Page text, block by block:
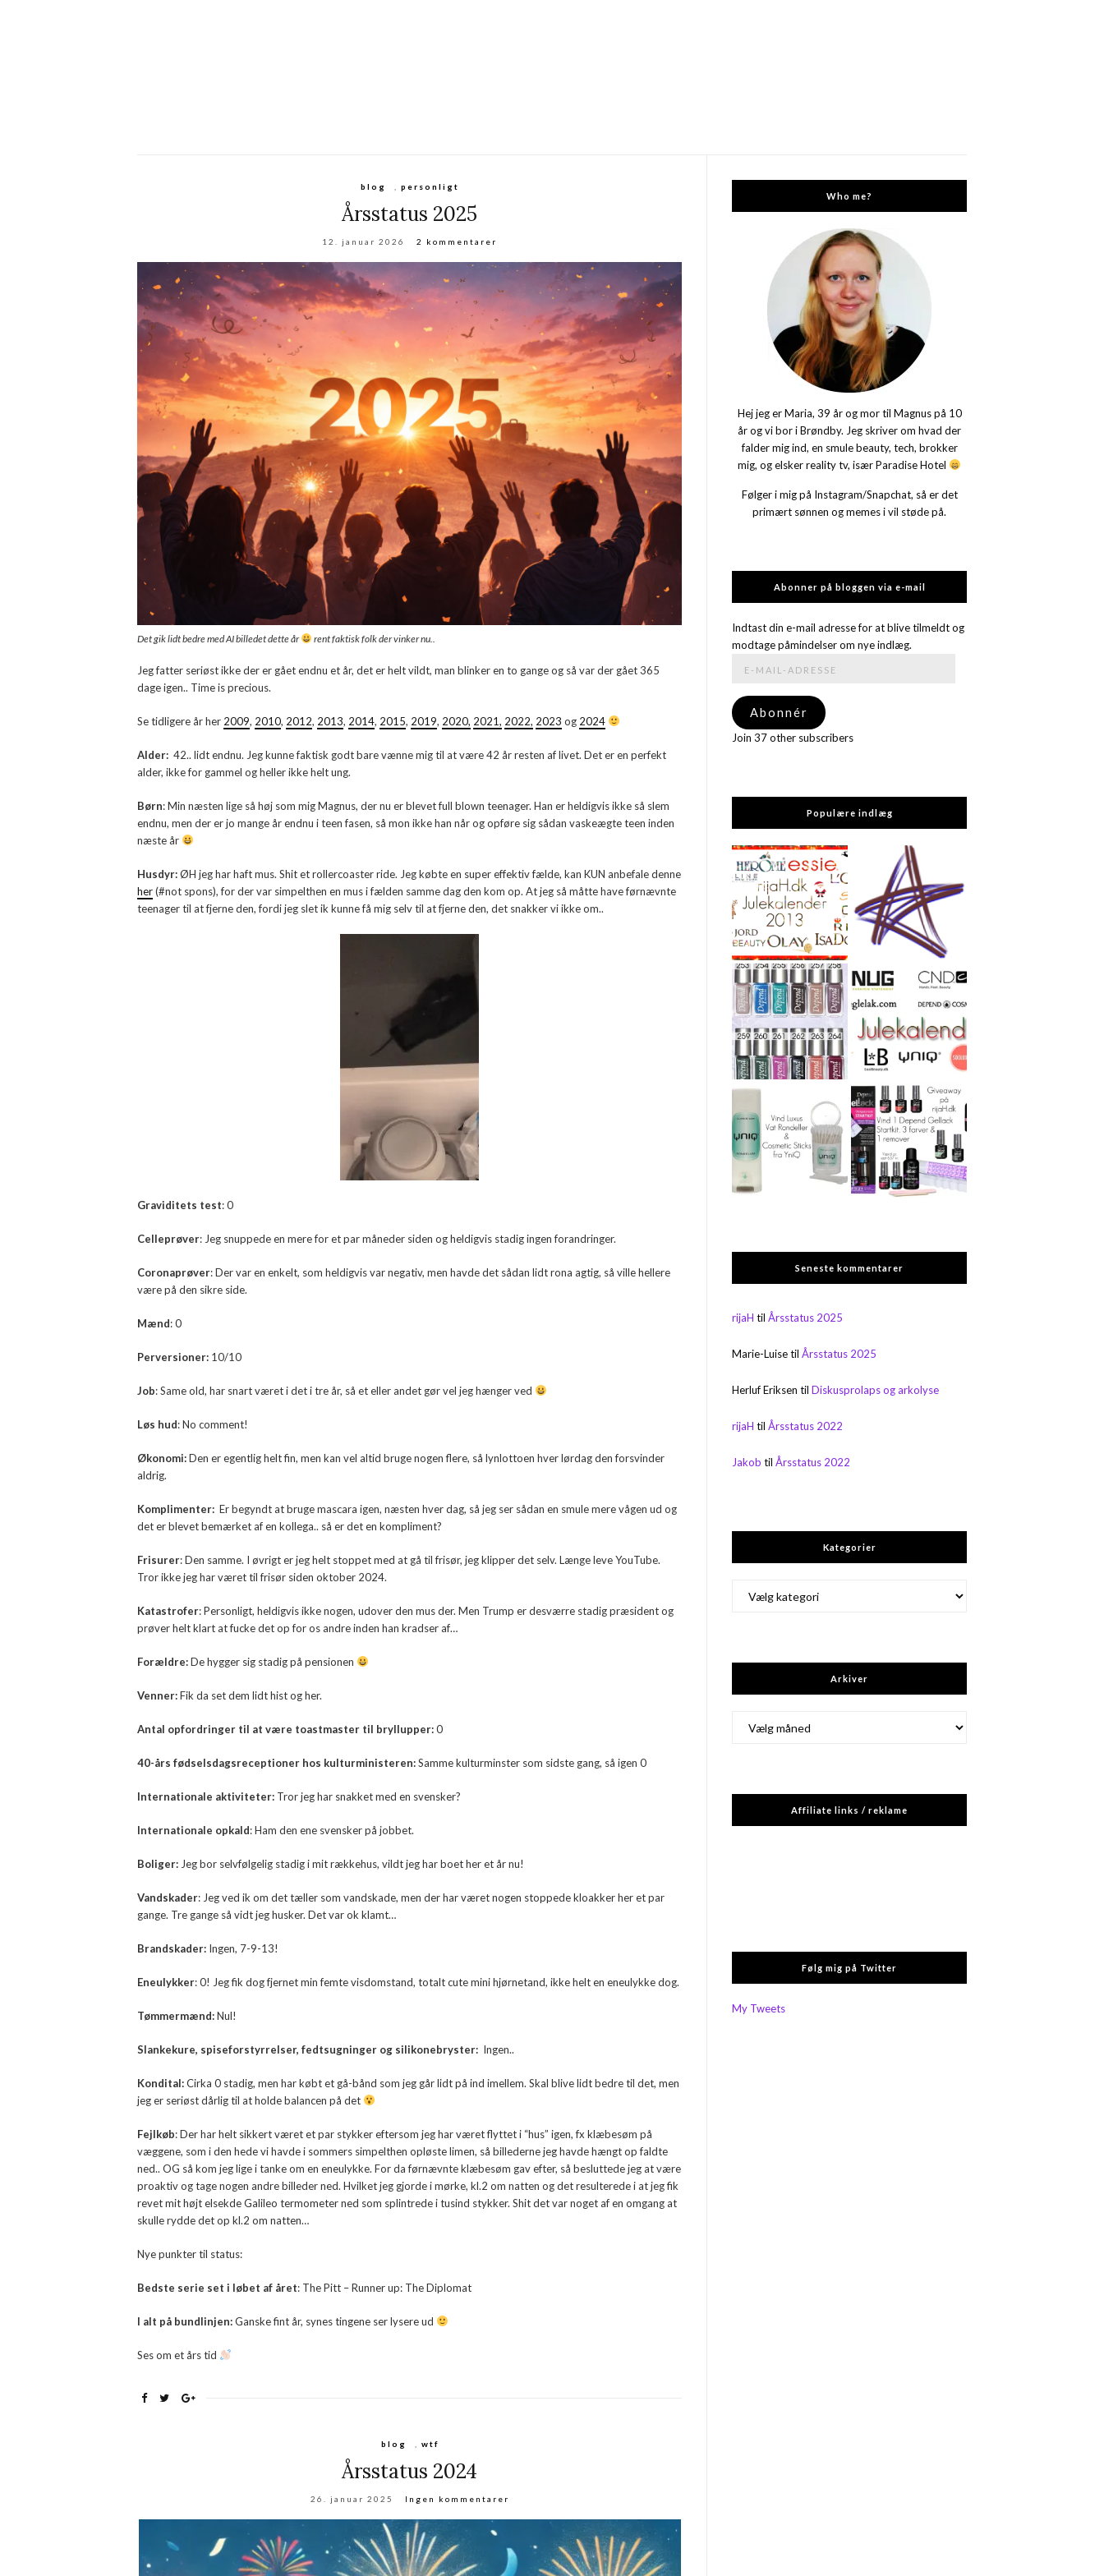
blog personligt
Årsstatus 2025
12. januar 2026 2 kommentarer
Det gik lidt bedre med AI billedet dette år rent faktisk folk der vinker nu..
Jeg fatter seriøst ikke der er gået endnu et år, det er helt vildt, man blinker en to gange og så var der gået 365
dage igen.. Time is precious.
Se tidligere år her 2009, 2010, 2012, 2013, 2014, 2015, 2019, 2020, 2021, 2022, 2023 og 2024
Alder: 42.. lidt endnu. Jeg kunne faktisk godt bare vænne mig til at være 42 år resten af livet. Det er en perfekt
alder, ikke for gammel og heller ikke helt ung.
Børn: Min næsten lige så høj som mig Magnus, der nu er blevet full blown teenager. Han er heldigvis ikke så slem
endnu, men der er jo mange år endnu i teen fasen, så mon ikke han når og opføre sig sådan vaskeægte teen inden
næste år
Husdyr:ØH jeg har haft mus. Shit et rollercoaster ride. Jeg købte en super effektiv fælde, kan KUN anbefale denne
her(#not spons), for der var simpelthen en mus i fælden samme dag den kom op. At jeg så måtte have førnævnte
teenager til at fjerne den, fordi jeg slet ik kunne få mig selv til at fjerne den, det snakker vi ikke om..
Graviditets test: 0
Celleprøver: Jeg snuppede en mere for et par måneder siden og heldigvis stadig ingen forandringer.
Coronaprøver: Der var en enkelt, som heldigvis var negativ, men havde det sådan lidt rona agtig, så ville hellere
være på den sikre side.
Mænd: 0
Perversioner: 10/10
Job: Same old, har snart været i det i tre år, så et eller andet gør vel jeg hænger ved
Løs hud: No comment!
Økonomi:Den er egentlig helt fin, men kan vel altid bruge nogen flere, så lynlottoen hver lørdag den forsvinder
aldrig.
Komplimenter: Er begyndt at bruge mascara igen, næsten hver dag, så jeg ser sådan en smule mere vågen ud og
det er blevet bemærket af en kollega.. så er det en kompliment?
Frisurer: Den samme. I øvrigt er jeg helt stoppet med at gå til frisør, jeg klipper det selv. Længe leve YouTube.
Tror ikke jeg har været til frisør siden oktober 2024.
Katastrofer: Personligt, heldigvis ikke nogen, udover den mus der. Men Trump er desværre stadig præsident og
prøver helt klart at fucke det op for os andre inden han kradser af…
Forældre:De hygger sig stadig på pensionen
Venner:Fik da set dem lidt hist og her.
Antal opfordringer til at være toastmaster til bryllupper:0
40-års fødselsdagsreceptioner hos kulturministeren:Samme kulturminster som sidste gang, så igen 0
Internationale aktiviteter: Tror jeg har snakket med en svensker?
Internationale opkald: Ham den ene svensker på jobbet.
Boliger: Jeg bor selvfølgelig stadig i mit rækkehus, vildt jeg har boet her et år nu!
Vandskader: Jeg ved ik om det tæller som vandskade, men der har været nogen stoppede kloakker her et par
gange. Tre gange så vidt jeg husker. Det var ok klamt…
Brandskader: Ingen, 7-9-13!
Eneulykker: 0! Jeg fik dog fjernet min femte visdomstand, totalt cute mini hjørnetand, ikke helt en eneulykke dog.
Tømmermænd:Nul!
Slankekure, spiseforstyrrelser, fedtsugninger og silikonebryster: Ingen..
Kondital:Cirka 0 stadig, men har købt et gå-bånd som jeg går lidt på ind imellem. Skal blive lidt bedre til det, men
jeg er seriøst dårlig til at holde balancen på det
Fejlkøb: Der har helt sikkert været et par stykker eftersom jeg har været flyttet i “hus” igen, fx klæbesøm på
væggene, som i den hede vi havde i sommers simpelthen opløste limen, så billederne jeg havde hængt op faldte
ned.. OG så kom jeg lige i tanke om en eneulykke. For da førnævnte klæbesøm gav efter, så besluttede jeg at være
proaktiv og tage nogen andre billeder ned. Hvilket jeg gjorde i mørke, kl.2 om natten og det resulterede i at jeg fik
revet mit højt elsekde Galileo termometer ned som splintrede i tusind stykker. Shit det var noget af en omgang at
skulle rydde det op kl.2 om natten…
Nye punkter til status:
Bedste serie set i løbet af året: The Pitt – Runner up: The Diplomat
I alt på bundlinjen:Ganske fint år, synes tingene ser lysere ud
Ses om et års tid
blog wtf
Årsstatus 2024
26. januar 2025 Ingen kommentarer
Who me?
Hej jeg er Maria, 39 år og mor til Magnus på 10
år og vi bor i Brøndby. Jeg skriver om hvad der
falder mig ind, en smule beauty, tech, brokker
mig, og elsker reality tv, især Paradise Hotel
Følger i mig på Instagram/Snapchat, så er det
primært sønnen og memes i vil støde på.
Abonner på bloggen via e-mail
Indtast din e-mail adresse for at blive tilmeldt og
modtage påmindelser om nye indlæg.
adresse
Abonnér
Join 37 other subscribers
Populære indlæg
Seneste kommentarer
rijaH tilÅrsstatus 2025
Marie-LuisetilÅrsstatus 2025
Herluf Eriksen tilDiskusprolaps og arkolyse
rijaH tilÅrsstatus 2022
Jakob tilÅrsstatus 2022
Kategorier
Arkiver
Affiliate links / reklame
Følg mig på Twitter
My Tweets